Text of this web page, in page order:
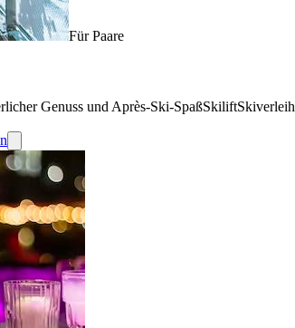
Für Paare
Genuss und Après-Ski-SpaßSkiliftSkiverleih